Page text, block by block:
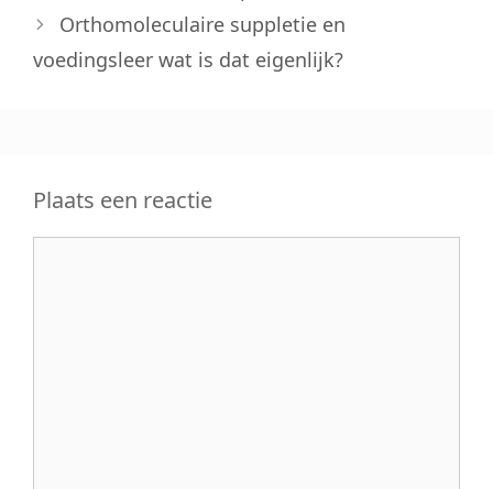
Orthomoleculaire suppletie en
voedingsleer wat is dat eigenlijk?
Plaats een reactie